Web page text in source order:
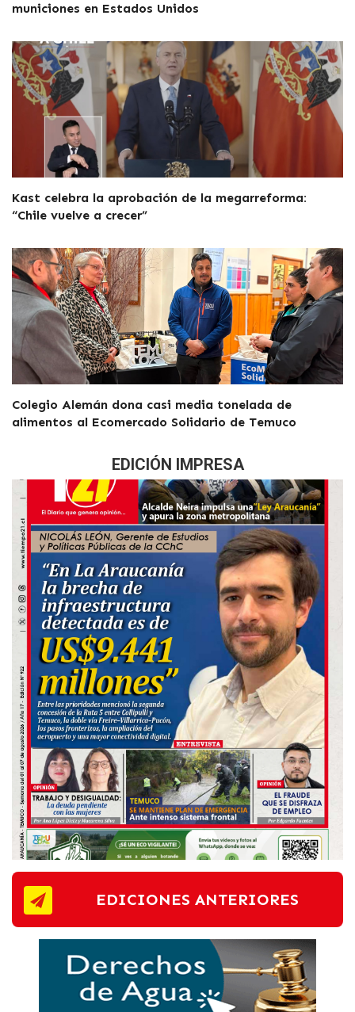
municiones en Estados Unidos
Kast celebra la aprobación de la megarreforma:
“Chile vuelve a crecer”
Colegio Alemán dona casi media tonelada de
alimentos al Ecomercado Solidario de Temuco
EDICIÓN IMPRESA
EDICIONES ANTERIORES